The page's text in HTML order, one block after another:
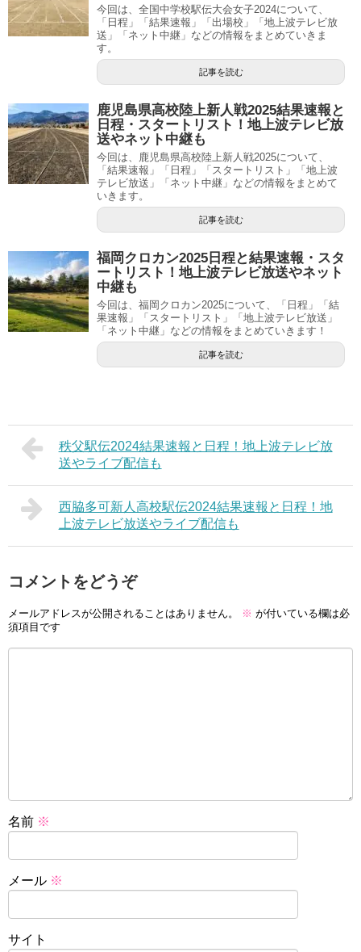
今回は、全国中学校駅伝大会女子2024について、
「日程」「結果速報」「出場校」「地上波テレビ放
送」「ネット中継」などの情報をまとめていきま
す。
記事を読む
鹿児島県高校陸上新人戦2025結果速報と
日程・スタートリスト！地上波テレビ放
送やネット中継も
今回は、鹿児島県高校陸上新人戦2025について、
「結果速報」「日程」「スタートリスト」「地上波
テレビ放送」「ネット中継」などの情報をまとめて
いきます。
記事を読む
福岡クロカン2025日程と結果速報・スタ
ートリスト！地上波テレビ放送やネット
中継も
今回は、福岡クロカン2025について、「日程」「結
果速報」「スタートリスト」「地上波テレビ放送」
「ネット中継」などの情報をまとめていきます！
記事を読む
秩父駅伝2024結果速報と日程！地上波テレビ放
送やライブ配信も
西脇多可新人高校駅伝2024結果速報と日程！地
上波テレビ放送やライブ配信も
コメントをどうぞ
メールアドレスが公開されることはありません。 ※ が付いている欄は必
須項目です
名前 ※
メール ※
サイト